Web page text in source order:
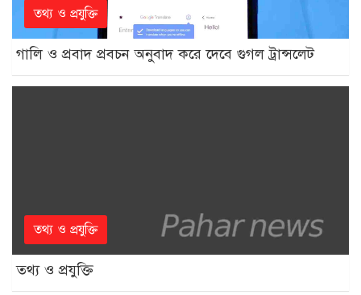
তথ্য ও প্রযুক্তি
গালি ও প্রবাদ প্রবচন অনুবাদ করে দেবে গুগল ট্রান্সলেট
তথ্য ও প্রযুক্তি
তথ্য ও প্রযুক্তি